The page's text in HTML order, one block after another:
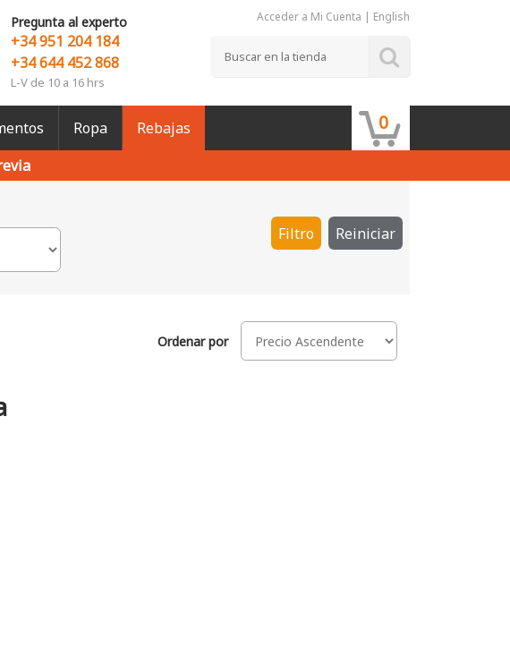
Pregunta al experto
+34 951 204 184
+34 644 452 868
L-V de 10 a 16 hrs
Acceder a Mi Cuenta | English
Ropa Rebajas 0
Filtro Reiniciar
Ordenar por